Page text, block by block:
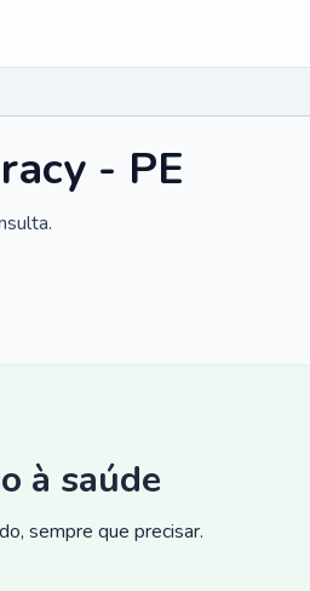
- PE
à saúde
sempre que precisar.